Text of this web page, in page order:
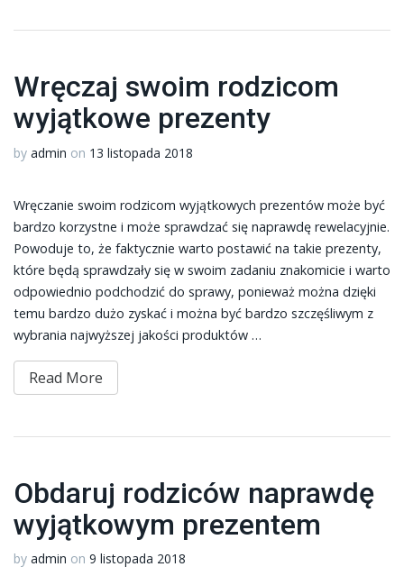
Wręczaj swoim rodzicom
wyjątkowe prezenty
by admin on 13 listopada 2018
Wręczanie swoim rodzicom wyjątkowych prezentów może być
bardzo korzystne i może sprawdzać się naprawdę rewelacyjnie.
Powoduje to, że faktycznie warto postawić na takie prezenty,
które będą sprawdzały się w swoim zadaniu znakomicie i warto
odpowiednio podchodzić do sprawy, ponieważ można dzięki
temu bardzo dużo zyskać i można być bardzo szczęśliwym z
wybrania najwyższej jakości produktów …
Read More
Obdaruj rodziców naprawdę
wyjątkowym prezentem
by admin on 9 listopada 2018